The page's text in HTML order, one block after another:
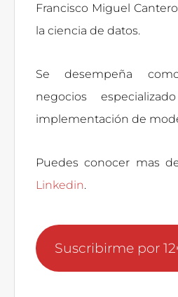
Francisco Miguel
la ciencia de datos.
Se desempeña
negocios
implementación de
Puedes conocer mas
Linkedin.
Suscribirme por